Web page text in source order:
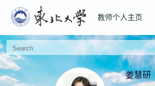
教师个人主页
姜慧研